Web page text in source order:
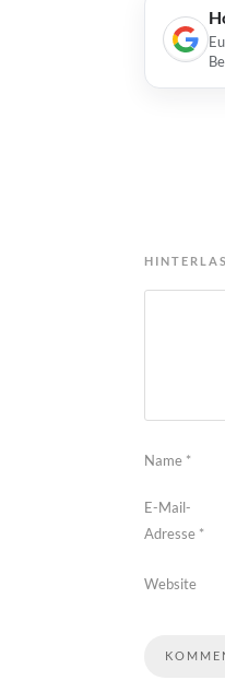
Name *
E-Mail-
Adresse *
Website